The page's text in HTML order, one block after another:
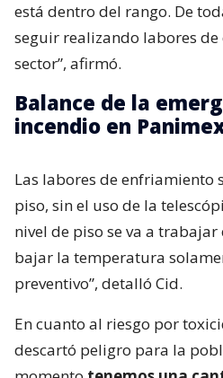
está dentro del rango. De
seguir realizando labores
sector”, afirmó.
Balance de la
incendio en
Las labores de enfriamiento
piso, sin el uso de la
nivel de piso se va a trabajar
bajar la temperatura
preventivo”, detalló Cid.
En cuanto al riesgo por
descartó peligro para la